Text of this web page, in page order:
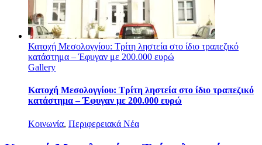
Κατοχή Μεσολογγίου: Τρίτη ληστεία στο ίδιο τραπεζικό
κατάστημα – Έφυγαν με 200.000 ευρώ
Gallery
Κατοχή Μεσολογγίου: Τρίτη ληστεία στο ίδιο τραπεζικό
κατάστημα – Έφυγαν με 200.000 ευρώ
Κοινωνία, Περιφερειακά Νέα